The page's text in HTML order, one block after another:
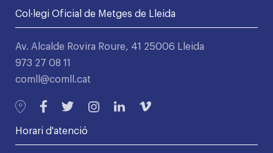
Col·legi Oficial de Metges de Lleida
Av. Alcalde Rovira Roure, 41 25006 Lleida
973 27 08 11
comll@comll.cat
Horari d'atenció